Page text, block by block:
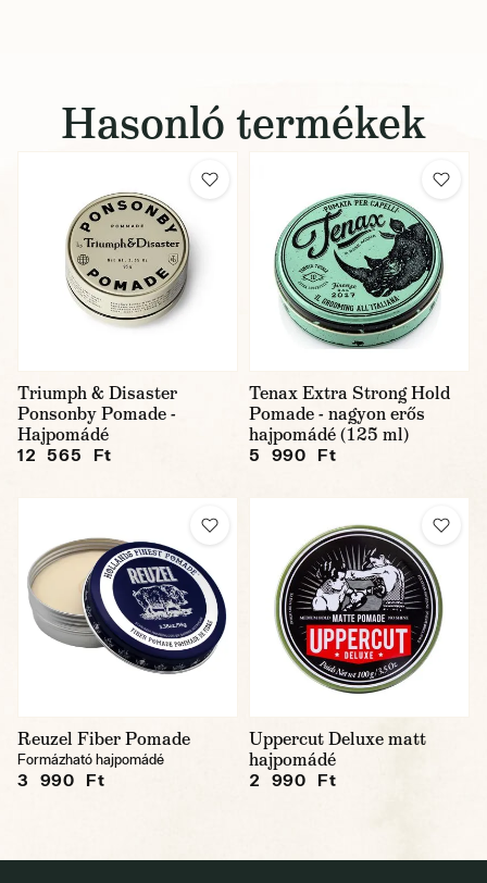
Hasonló termékek
Triumph & Disaster
Ponsonby Pomade -
Hajpomádé
12 565 Ft
Tenax Extra Strong Hold
Pomade - nagyon erős
hajpomádé (125 ml)
5 990 Ft
Reuzel Fiber Pomade
Formázható hajpomádé
3 990 Ft
Uppercut Deluxe matt
hajpomádé
2 990 Ft